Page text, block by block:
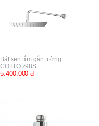
Bát sen tắm gắn tường
COTTO Z98S
5,400,000 đ